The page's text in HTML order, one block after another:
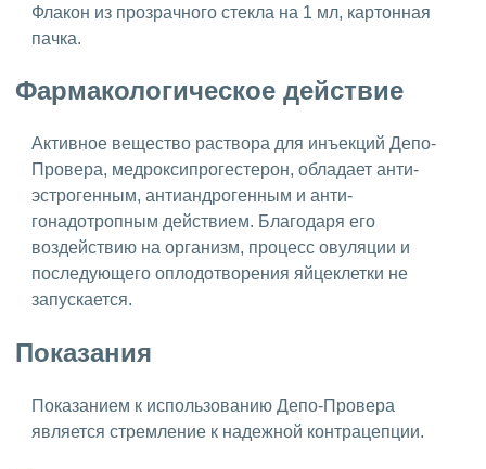
Флакон из прозрачного стекла на 1 мл, картонная
пачка.
Фармакологическое действие
Активное вещество раствора для инъекций Депо-
Провера, медроксипрогестерон, обладает анти-
эстрогенным, антиандрогенным и анти-
гонадотропным действием. Благодаря его
воздействию на организм, процесс овуляции и
последующего оплодотворения яйцеклетки не
запускается.
Показания
Показанием к использованию Депо-Провера
является стремление к надежной контрацепции.